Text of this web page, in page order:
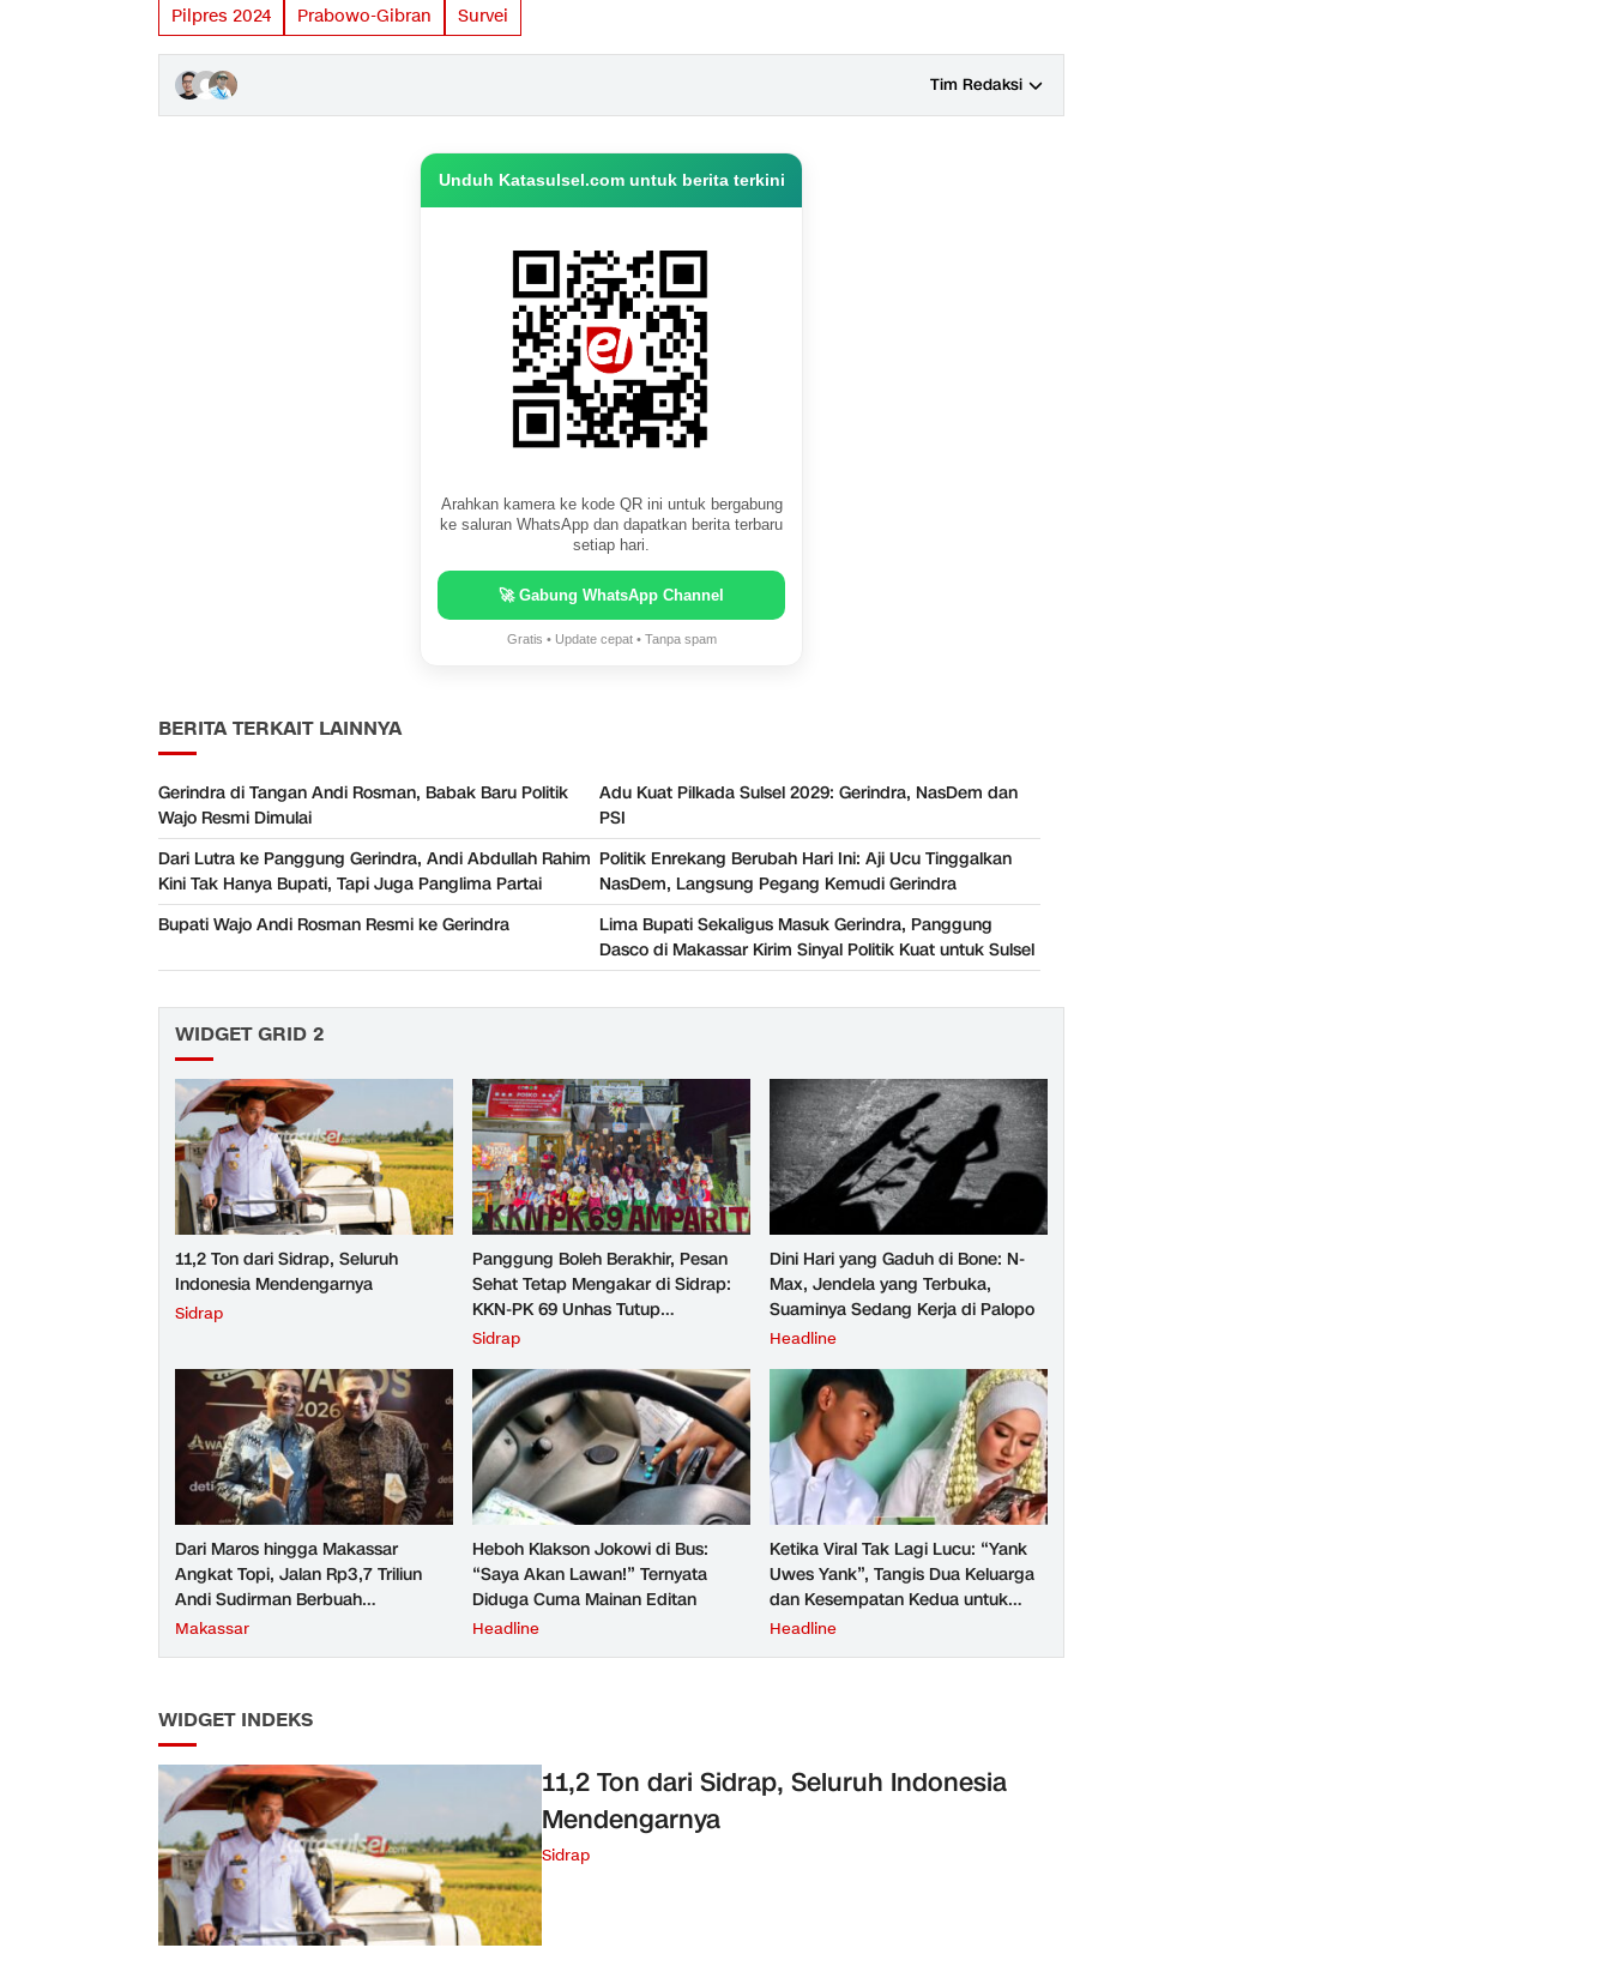
Pilpres 2024 Prabowo-Gibran Survei
Tim Redaksi
Unduh Katasulsel.com untuk berita terkini
Arahkan kamera ke kode QR ini untuk bergabung
ke saluran WhatsApp dan dapatkan berita terbaru
setiap hari.
🚀 Gabung WhatsApp Channel
Gratis • Update cepat • Tanpa spam
BERITA TERKAIT LAINNYA
Gerindra di Tangan Andi Rosman, Babak Baru Politik
Wajo Resmi Dimulai
Adu Kuat Pilkada Sulsel 2029: Gerindra, NasDem dan
PSI
Dari Lutra ke Panggung Gerindra, Andi Abdullah Rahim
Kini Tak Hanya Bupati, Tapi Juga Panglima Partai
Politik Enrekang Berubah Hari Ini: Aji Ucu Tinggalkan
NasDem, Langsung Pegang Kemudi Gerindra
Bupati Wajo Andi Rosman Resmi ke Gerindra
Lima Bupati Sekaligus Masuk Gerindra, Panggung
Dasco di Makassar Kirim Sinyal Politik Kuat untuk Sulsel
WIDGET GRID 2
11,2 Ton dari Sidrap, Seluruh
Indonesia Mendengarnya
Sidrap
Panggung Boleh Berakhir, Pesan
Sehat Tetap Mengakar di Sidrap:
KKN-PK 69 Unhas Tutup
Pengabdian Lewat Pentas Sehat
Sidrap
Dini Hari yang Gaduh di Bone: N-
Max, Jendela yang Terbuka,
Suaminya Sedang Kerja di Palopo
Headline
Dari Maros hingga Makassar
Angkat Topi, Jalan Rp3,7 Triliun
Andi Sudirman Berbuah
Penghargaan Nasional
Makassar
Heboh Klakson Jokowi di Bus:
“Saya Akan Lawan!” Ternyata
Diduga Cuma Mainan Editan
Headline
Ketika Viral Tak Lagi Lucu: “Yank
Uwes Yank”, Tangis Dua Keluarga
dan Kesempatan Kedua untuk
Masa Depan
Headline
WIDGET INDEKS
11,2 Ton dari Sidrap, Seluruh Indonesia
Mendengarnya
Sidrap